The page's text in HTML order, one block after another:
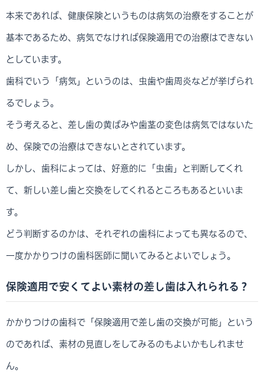
本来であれば、健康保険というものは病気の治療をすることが
基本であるため、病気でなければ保険適用での治療はできない
としています。
歯科でいう「病気」というのは、虫歯や歯周炎などが挙げられ
るでしょう。
そう考えると、差し歯の黄ばみや歯茎の変色は病気ではないた
め、保険での治療はできないとされています。
しかし、歯科によっては、好意的に「虫歯」と判断してくれ
て、新しい差し歯と交換をしてくれるところもあるといいま
す。
どう判断するのかは、それぞれの歯科によっても異なるので、
一度かかりつけの歯科医師に聞いてみるとよいでしょう。
保険適用で安くてよい素材の差し歯は入れられる？
かかりつけの歯科で「保険適用で差し歯の交換が可能」という
のであれば、素材の見直しをしてみるのもよいかもしれませ
ん。